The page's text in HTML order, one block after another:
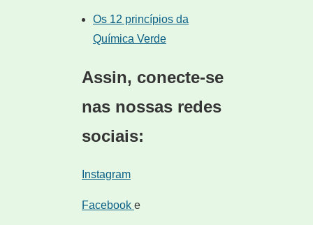
Os 12 princípios da
Química Verde
Assin, conecte-se
nas nossas redes
sociais:
Instagram
Facebook e